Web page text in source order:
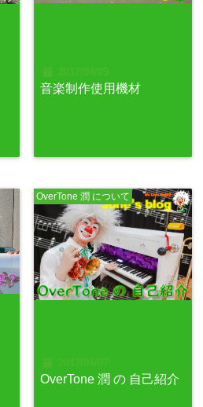
音楽制作使用機材
OverTone 潤 について
OverTone 潤 の 自己紹介